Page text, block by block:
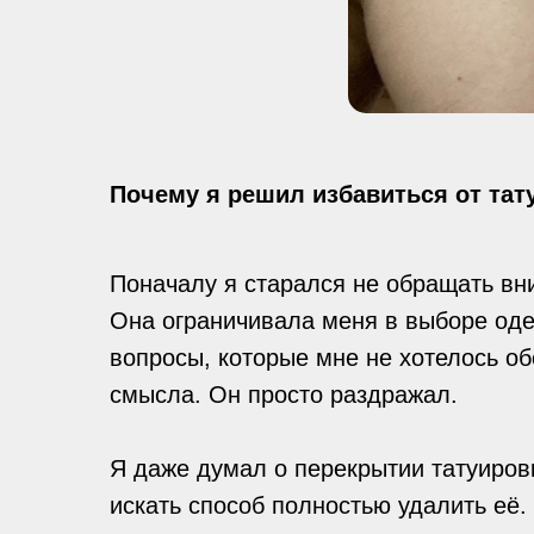
Почему я решил избавиться от
Поначалу я старался не обращать
Она ограничивала меня в выборе
вопросы, которые мне не хотелось
смысла. Он просто раздражал.
Я даже думал о перекрытии
искать способ полностью удалить её.